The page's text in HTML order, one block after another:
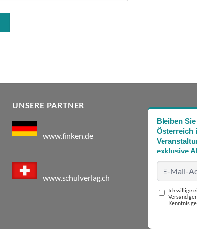
UNSERE PARTNER
www.finken.de
www.schulverlag.ch
Bleiben
Österreich
exklusive
Ich willige
Versand
Kenntnis